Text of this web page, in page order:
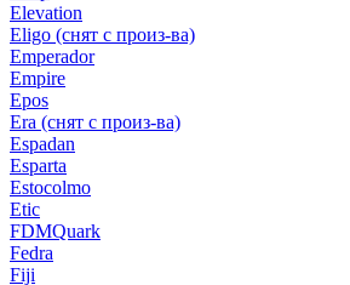
Elevation
Eligo (снят с произ-ва)
Emperador
Empire
Epos
Era (снят с произ-ва)
Espadan
Esparta
Estocolmo
Etic
FDMQuark
Fedra
Fiji